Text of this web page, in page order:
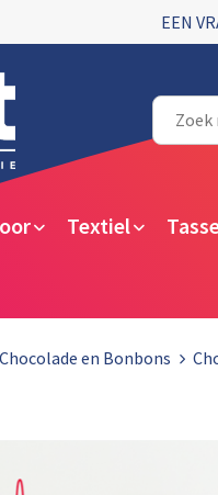
EEN
Textiel
Chocolade en Bonbons